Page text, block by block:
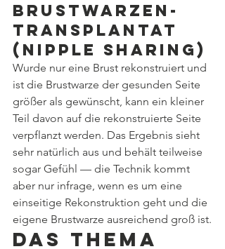
Brustwarzen-
Transplantat
(Nipple Sharing)
Wurde nur eine Brust rekonstruiert und
ist die Brustwarze der gesunden Seite
größer als gewünscht, kann ein kleiner
Teil davon auf die rekonstruierte Seite
verpflanzt werden. Das Ergebnis sieht
sehr natürlich aus und behält teilweise
sogar Gefühl — die Technik kommt
aber nur infrage, wenn es um eine
einseitige Rekonstruktion geht und die
eigene Brustwarze ausreichend groß ist.
Das Thema